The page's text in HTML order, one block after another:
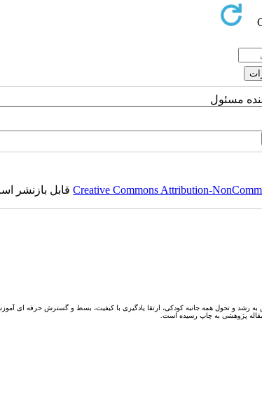
مسئول
Creative Commons Attribution-قابل بازنشر
و تحول همه جانبه کودکی، ارتقا یادگیری با کیفیت، بسط و گسترش حرفه ای